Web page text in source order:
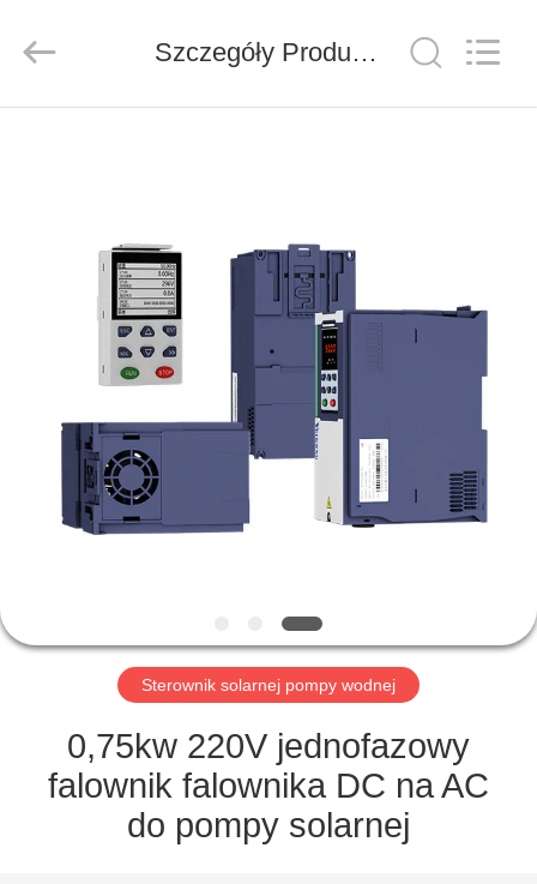
WYCIECZKA
FABRYCE
KONTROLA
SKONTAKTUJ
NAMI
AKTUALNOŚCI
Ltd..
Szczegóły Produktu
Sterownik solarnej pompy wodnej
0,75kw 220V jednofazowy
falownik falownika DC na AC
do pompy solarnej